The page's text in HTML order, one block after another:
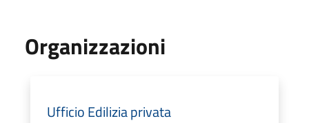
Organizzazioni
Ufficio Edilizia privata